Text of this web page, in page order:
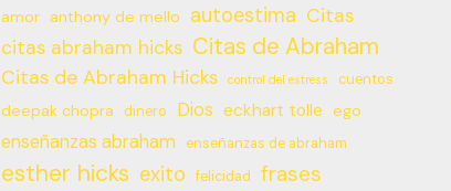
amor anthony de mello autoestima Citas
citas abraham hicks Citas de Abraham
Citas de Abraham Hicks control del estress cuentos
deepak chopra dinero Dios eckhart tolle ego
enseñanzas abraham enseñanzas de abraham
esther hicks exito felicidad frases